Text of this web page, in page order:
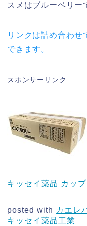
スメはブルーベリー
リンクは詰め合わせ
できます。
スポンサーリンク
キッセイ薬品 カッ
posted with カエレ
キッセイ薬品工業